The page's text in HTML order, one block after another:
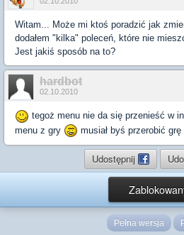
Witam... Może mi ktoś poradzić jak
dodałem "kilka" poleceń, które nie
Jest jakiś sposób na to?
hardbot
02.10.2010
tegoż menu nie da się przenieść w
menu z gry
musiał byś przerobić grę
Udostępnij
Pełna wersja